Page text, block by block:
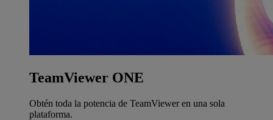
TeamViewer ONE
Obtén toda la potencia de TeamViewer en una sola
plataforma.